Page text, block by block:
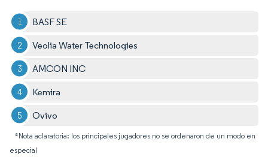
BASF SE
Veolia Water Technologies
AMCON INC
Kemira
Ovivo
*Nota aclaratoria: los principales jugadores no se ordenaron de un modo en
especial